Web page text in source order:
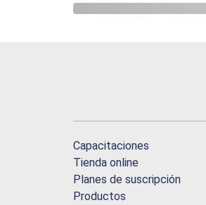
Capacitaciones
Tienda online
Planes de suscripción
Productos